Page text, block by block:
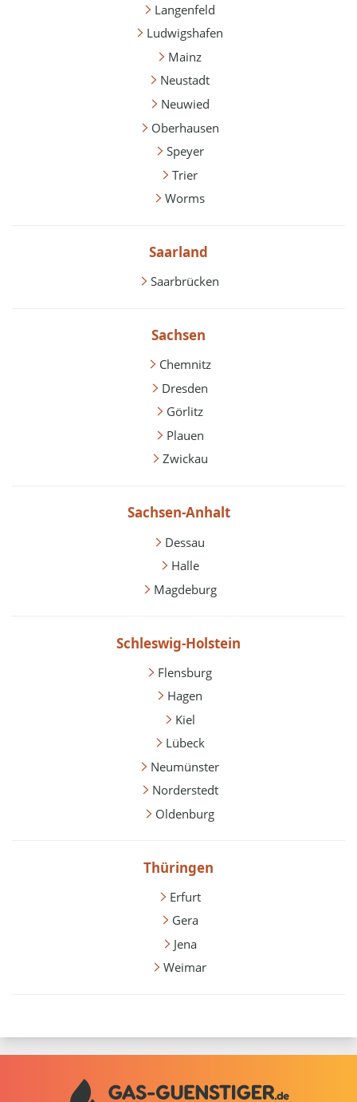
Langenfeld
Ludwigshafen
Mainz
Neustadt
Neuwied
Oberhausen
Speyer
Trier
Worms
Saarland
Saarbrücken
Sachsen
Chemnitz
Dresden
Görlitz
Plauen
Zwickau
Sachsen-Anhalt
Dessau
Halle
Magdeburg
Schleswig-Holstein
Flensburg
Hagen
Kiel
Lübeck
Neumünster
Norderstedt
Oldenburg
Thüringen
Erfurt
Gera
Jena
Weimar